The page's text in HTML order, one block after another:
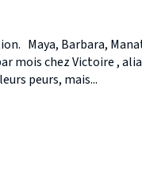
Maya, Barbara,
mois chez Victoire ,
peurs, mais...